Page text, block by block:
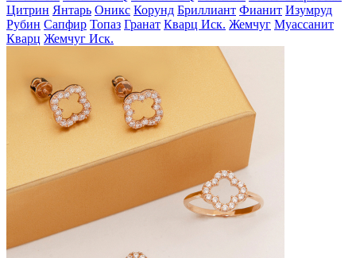
Цитрин Янтарь Оникс Корунд Бриллиант Фианит Изумруд
Рубин Сапфир Топаз Гранат Кварц Иск. Жемчуг Муассанит
Кварц Жемчуг Иск.